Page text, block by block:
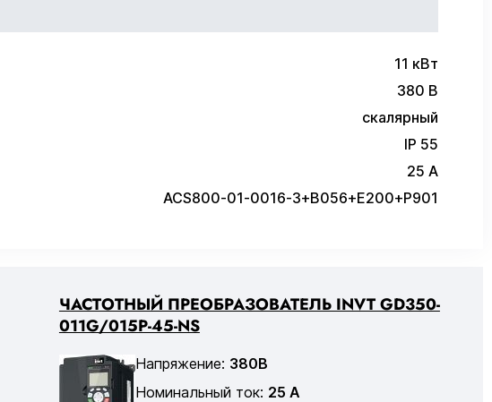
11 кВт
380 В
скалярный
IP 55
25 А
ACS800-01-0016-3+B056+E200+P901
ЧАСТОТНЫЙ ПРЕОБРАЗОВАТЕЛЬ INVT GD350-
011G/015P-45-NS
Напряжение: 380В
Номинальный ток: 25 А